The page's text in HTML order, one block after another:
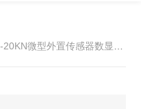
型外置传感器数显式推拉力计